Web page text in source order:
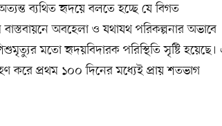
ব্যথিত হৃদয়ে বলতে হচ্ছে যে বিগত
অবহেলা ও যথাযথ পরিকল্পনার অভাবে
মতো হৃদয়বিদারক পরিস্থিতি সৃষ্টি হয়েছে।
করে প্রথম ১০০ দিনের মধ্যেই প্রায় শতভাগ